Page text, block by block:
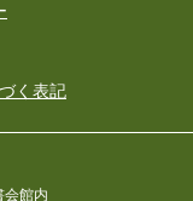
く表記
館内